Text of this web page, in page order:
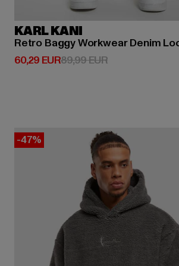
KARL KANI
Retro Baggy Workwear Denim
60,29 EUR
Ajankohtainen hinta: 60,29 EUR
89,99 EURKampanjahinta:
-47%